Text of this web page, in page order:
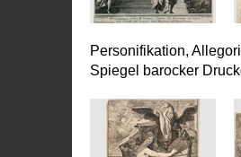
Personifikation,
Spiegel barocker